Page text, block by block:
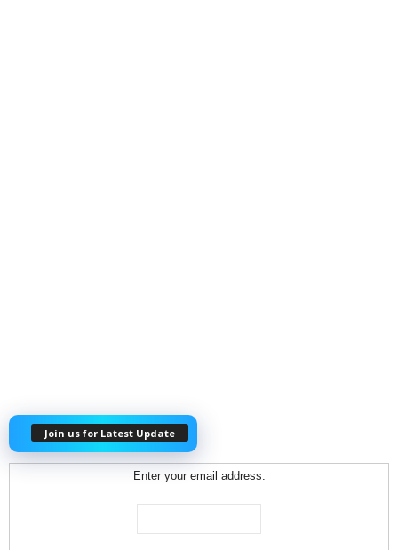
Join us for Latest Update
Enter your email address: